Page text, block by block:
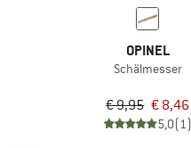
OPINEL
Schälmesser
€ 9,95 € 8,46
5,0(1)